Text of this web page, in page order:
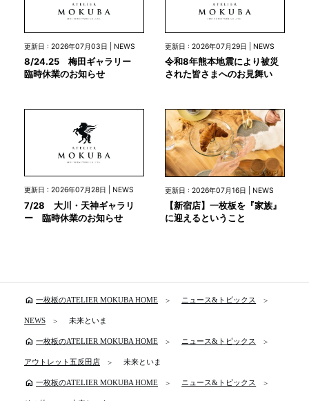
更新日 : 2026年07月03日 | NEWS
8/24.25 梅田ギャラリー
臨時休業のお知らせ
更新日 : 2026年07月29日 | NEWS
令和8年熊本地震により被災
された皆さまへのお見舞い
更新日 : 2026年07月28日 | NEWS
7/28 大川・天神ギャラリ
ー 臨時休業のお知らせ
更新日 : 2026年07月16日 | NEWS
【新宿店】一枚板を『家族』
に迎えるということ
home 一枚板のATELIER MOKUBA HOME ニュース&トピックス
NEWS 未来といま
home 一枚板のATELIER MOKUBA HOME ニュース&トピックス
アウトレット五反田店 未来といま
home 一枚板のATELIER MOKUBA HOME ニュース&トピックス